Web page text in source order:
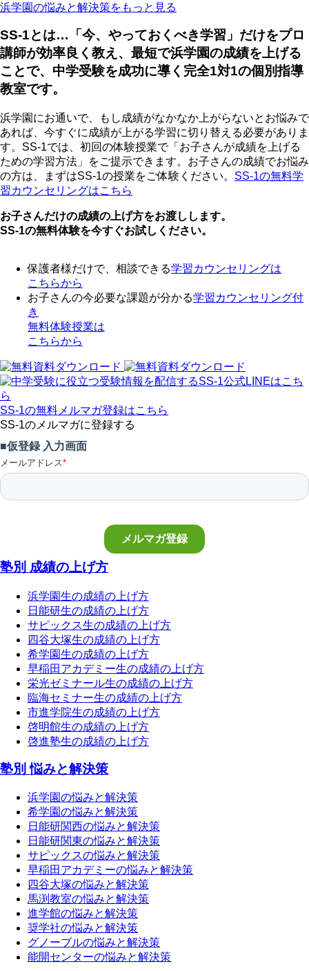
浜学園の悩みと解決策をもっと見る
SS-1とは…「今、やっておくべき学習」だけをプロ
講師が効率良く教え、最短で浜学園の成績を上げる
ことで、中学受験を成功に導く完全1対1の個別指導
教室です。
浜学園にお通いで、もし成績がなかなか上がらないとお悩みで
あれば、今すぐに成績が上がる学習に切り替える必要がありま
す。SS-1では、初回の体験授業で「お子さんが成績を上げる
ための学習方法」をご提示できます。お子さんの成績でお悩み
の方は、まずはSS-1の授業をご体験ください。 SS-1の無料学
習カウンセリングはこちら
お子さんだけの成績の上げ方をお渡しします。
SS-1の無料体験を今すぐお試しください。
保護者様だけで、相談できる学習カウンセリングは
こちらから
お子さんの今必要な課題が分かる学習カウンセリング付
き
無料体験授業は
こちらから
SS-1の無料メルマガ登録はこちら
SS-1のメルマガに登録する
塾別 成績の上げ方
浜学園生の成績の上げ方
日能研生の成績の上げ方
サピックス生の成績の上げ方
四谷大塚生の成績の上げ方
希学園生の成績の上げ方
早稲田アカデミー生の成績の上げ方
栄光ゼミナール生の成績の上げ方
臨海セミナー生の成績の上げ方
市進学院生の成績の上げ方
啓明館生の成績の上げ方
啓進塾生の成績の上げ方
塾別 悩みと解決策
浜学園の悩みと解決策
希学園の悩みと解決策
日能研関西の悩みと解決策
日能研関東の悩みと解決策
サピックスの悩みと解決策
早稲田アカデミーの悩みと解決策
四谷大塚の悩みと解決策
馬渕教室の悩みと解決策
進学館の悩みと解決策
奨学社の悩みと解決策
グノーブルの悩みと解決策
能開センターの悩みと解決策